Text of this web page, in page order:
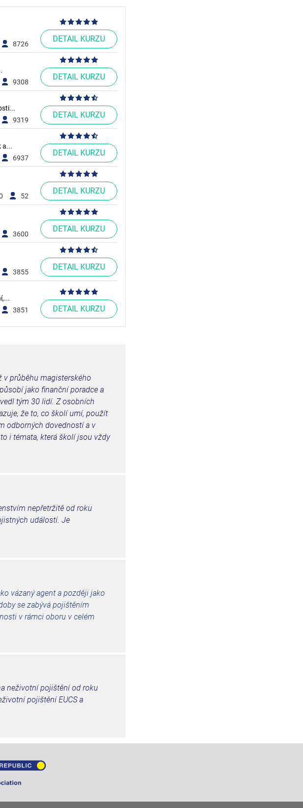
8726
DETAIL KURZU
9308
DETAIL KURZU
9319
DETAIL KURZU
a...
6937
DETAIL KURZU
52
DETAIL KURZU
3600
DETAIL KURZU
3855
DETAIL KURZU
3851 DETAIL KURZU
v průběhu magisterského
jako finanční poradce a
tým 30 lidí. Z osobních
že to, co školí umí, použít
odborných dovedností a v
i témata, která školí jsou vždy
nepřetržitě od roku
událostí. Je
vázaný agent a později jako
se zabývá pojištěním
v rámci oboru v celém
neživotní pojištění od roku
pojištění EUCS a